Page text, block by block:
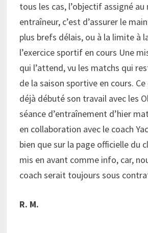
tous les cas, l’objectif assigné au
entraîneur, c’est d’assurer le
plus brefs délais, ou à la limite à
l’exercice sportif en cours Une
qui l’attend, vu les matchs qui
de la saison sportive en cours.
déjà débuté son travail avec les
séance d’entraînement d’hier
en collaboration avec le coach
bien que sur la page officielle du
mis en avant comme info, car,
coach serait toujours sous
R. M.